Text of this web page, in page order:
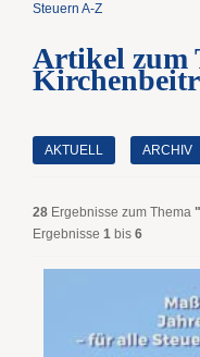
Steuern A-Z
Artikel zum
AKTUELL ARCHIV
28 Ergebnisse zum Thema
Ergebnisse 1 bis 6